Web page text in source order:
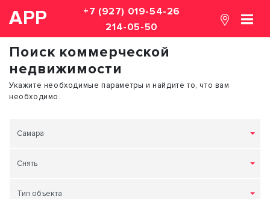
АРР
+7 (927) 019-54-26
214-05-50
Поиск коммерческой
недвижимости
Укажите необходимые параметры и найдите то, что вам
необходимо.
Самара
Снять
Тип объекта